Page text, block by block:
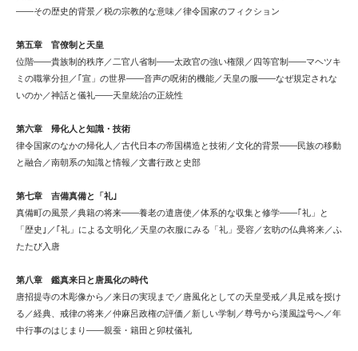
――その歴史的背景／税の宗教的な意味／律令国家のフィクション
第五章 官僚制と天皇
位階――貴族制的秩序／二官八省制――太政官の強い権限／四等官制――マヘツキ
ミの職掌分担／｢宣」の世界――音声の呪術的機能／天皇の服――なぜ規定されな
いのか／神話と儀礼――天皇統治の正統性
第六章 帰化人と知識・技術
律令国家のなかの帰化人／古代日本の帝国構造と技術／文化的背景――民族の移動
と融合／南朝系の知識と情報／文書行政と史部
第七章 吉備真備と「礼｣
真備町の風景／典籍の将来――養老の遣唐使／体系的な収集と修学――｢礼」と
「歴史｣／｢礼」による文明化／天皇の衣服にみる「礼」受容／玄昉の仏典将来／ふ
たたび入唐
第八章 鑑真来日と唐風化の時代
唐招提寺の木彫像から／来日の実現まで／唐風化としての天皇受戒／具足戒を授け
る／経典、戒律の将来／仲麻呂政権の評価／新しい学制／尊号から漢風諡号へ／年
中行事のはじまり――親蚕・籍田と卯杖儀礼